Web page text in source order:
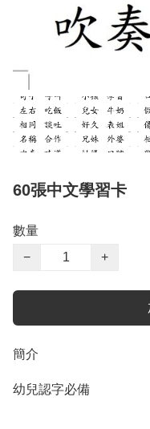
60張中文學習卡
數量
−
+
簡介
幼兒認字必備